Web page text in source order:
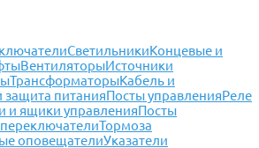
СветильникиКонцевые и
ВентиляторыИсточники
ТрансформаторыКабель и
защита питанияПосты управленияРеле
и ящики управленияПосты
Тормоза
оповещателиУказатели